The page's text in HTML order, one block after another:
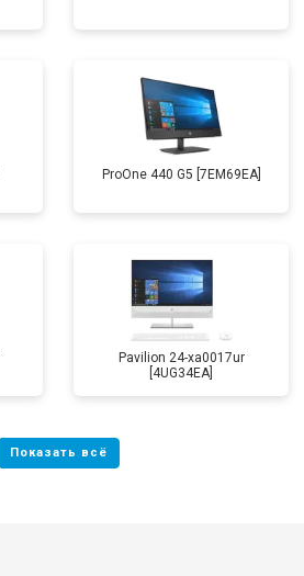
ProOne 440 G5 [7EM69EA]
Pavilion 24-xa0017ur
[4UG34EA]